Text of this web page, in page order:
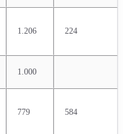
1.206 224
1.000
779 584